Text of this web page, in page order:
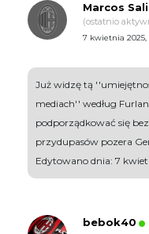
Marcos
(ostatnio
7 kwietnia 2025,
Już widzę tą
mediach'' według
podporządkować się
przydupasów pozera
Edytowano dnia: 7
bebok40